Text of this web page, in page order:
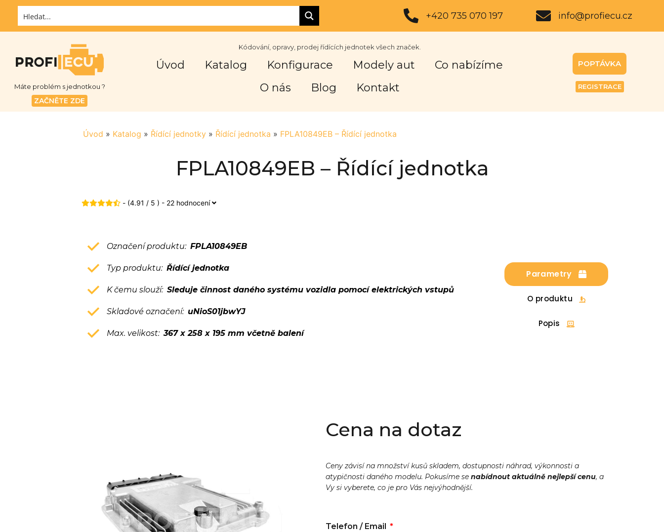
+420 735 070 197 info@profiecu.cz
Máte problém s jednotkou ?
ZAČNĚTE ZDE
Kódování, opravy, prodej řídících jednotek všech značek.
Úvod Katalog Konfigurace Modely aut
Co nabízíme
O nás
Blog Kontakt
POPTÁVKA
REGISTRACE
Úvod » Katalog » Řídící jednotky » Řídící jednotka » FPLA10849EB – Řídící jednotka
FPLA10849EB – Řídící jednotka
- (4.91 / 5 ) - 22 hodnocení
Parametry
O produktu
Popis
Označení produktu: FPLA10849EB
Typ produktu: Řídící jednotka
K čemu slouží: Sleduje činnost daného systému vozidla pomocí elektrických vstupů
Skladové označení: uNioS01jbwYJ
Max. velikost:367 x 258 x 195 mm včetně balení
Cena na dotaz
Ceny závisí na množství kusů skladem, dostupnosti náhrad, výkonnosti a
atypičnosti daného modelu. Pokusíme senabídnout aktuálně nejlepší cenu, a
Vy si vyberete, co je pro Vás nejvýhodnější.
Telefon / Email